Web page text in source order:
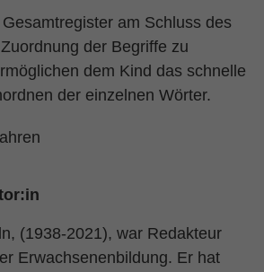
am Schluss des
der Begriffe zu
dem Kind das schnelle
der einzelnen Wörter.
(1938-2021), war Redakteur
Erwachsenenbildung. Er hat